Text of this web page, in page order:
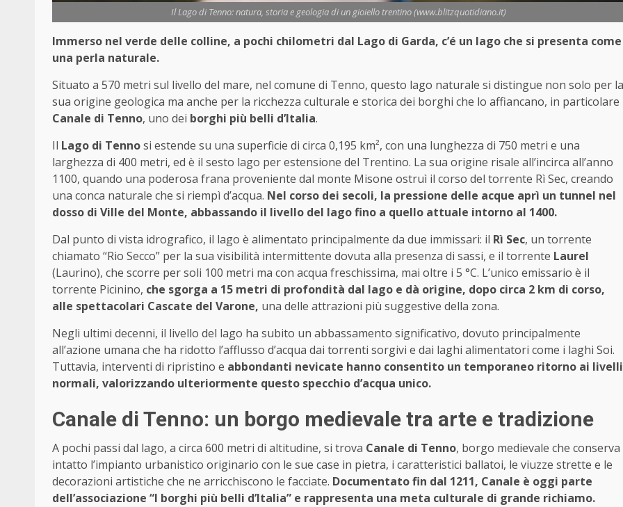
Il Lago di Tenno: natura, storia e geologia di un gioiello trentino (www.blitzquotidiano.it)
Immerso nel verde delle colline, a pochi chilometri dal Lago di Garda, c’é un lago che si presenta come
una perla naturale.
Situato a 570 metri sul livello del mare, nel comune di Tenno, questo lago naturale si distingue non solo per la
sua origine geologica ma anche per la ricchezza culturale e storica dei borghi che lo affiancano, in particolare
Canale di Tenno, uno dei borghi più belli d’Italia.
Il Lago di Tennosi estende su una superficie di circa 0,195 km², con una lunghezza di 750 metri e una
larghezza di 400 metri, ed è il sesto lago per estensione del Trentino. La sua origine risale all’incirca all’anno
1100, quando una poderosa frana proveniente dal monte Misone ostruì il corso del torrente Rì Sec, creando
una conca naturale che si riempì d’acqua. Nel corso dei secoli, la pressione delle acque aprì un tunnel nel
dosso di Ville del Monte, abbassando il livello del lago fino a quello attuale intorno al 1400.
Dal punto di vista idrografico, il lago è alimentato principalmente da due immissari: il Rì Sec, un torrente
chiamato “Rio Secco” per la sua visibilità intermittente dovuta alla presenza di sassi, e il torrente Laurel
(Laurino), che scorre per soli 100 metri ma con acqua freschissima, mai oltre i 5 °C. L’unico emissario è il
torrente Picinino, che sgorga a 15 metri di profondità dal lago e dà origine, dopo circa 2 km di corso,
alle spettacolari Cascate del Varone, una delle attrazioni più suggestive della zona.
Negli ultimi decenni, il livello del lago ha subito un abbassamento significativo, dovuto principalmente
all’azione umana che ha ridotto l’afflusso d’acqua dai torrenti sorgivi e dai laghi alimentatori come i laghi Soi.
Tuttavia, interventi di ripristino e abbondanti nevicate hanno consentito un temporaneo ritorno ai livelli
normali, valorizzando ulteriormente questo specchio d’acqua unico.
Canale di Tenno: un borgo medievale tra arte e tradizione
A pochi passi dal lago, a circa 600 metri di altitudine, si trova Canale di Tenno, borgo medievale che conserva
intatto l’impianto urbanistico originario con le sue case in pietra, i caratteristici ballatoi, le viuzze strette e le
decorazioni artistiche che ne arricchiscono le facciate. Documentato fin dal 1211, Canale è oggi parte
dell’associazione “I borghi più belli d’Italia” e rappresenta una meta culturale di grande richiamo.